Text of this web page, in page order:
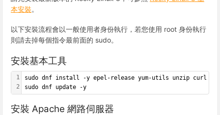
本安裝。
以下安裝流程會以一般使用者身份執行，若您使用 root 身份執行
則請去掉每個指令最前面的 sudo。
安裝基本工具
1
2
sudo dnf install -y epel-release yum-utils unzip curl
sudo dnf update -y
安裝 Apache 網路伺服器